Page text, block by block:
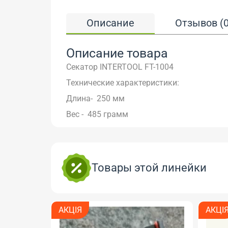
Описание Отзывов
Описание товара
Секатор INTERTOOL FT-1004
Технические характеристики:
Длина- 250 мм
Вес - 485 грамм
Товары этой линейки
АКЦІЯ